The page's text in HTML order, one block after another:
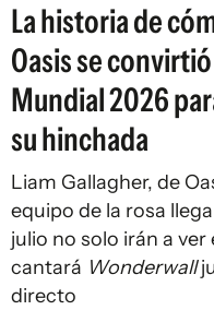
La historia de
Oasis se
Mundial 2026
su hinchada
Liam Gallagher, de
equipo de la rosa
julio no solo irán a
cantará Wonderwall
directo